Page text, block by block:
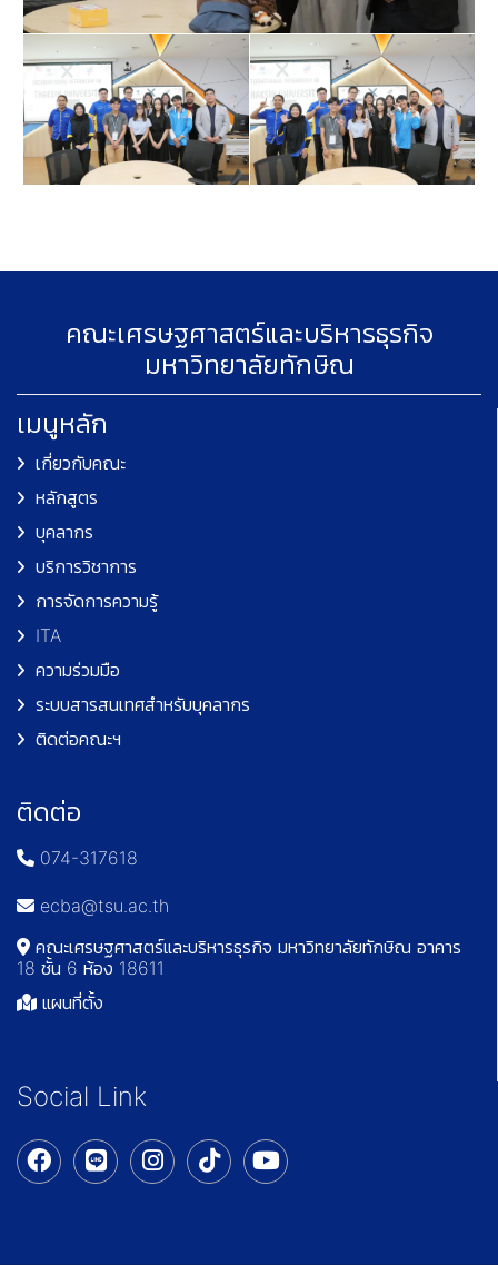
คณะเศรษฐศาสตร์และบริหารธุรกิจ
มหาวิทยาลัยทักษิณ
เมนูหลัก
เกี่ยวกับคณะ
หลักสูตร
บุคลากร
บริการวิชาการ
การจัดการความรู้
ITA
ความร่วมมือ
ระบบสารสนเทศสำหรับบุคลากร
ติดต่อคณะฯ
ติดต่อ
074-317618
ecba@tsu.ac.th
คณะเศรษฐศาสตร์และบริหารธุรกิจ มหาวิทยาลัยทักษิณ อาคาร
18 ชั้น 6 ห้อง 18611
แผนที่ตั้ง
Social Link